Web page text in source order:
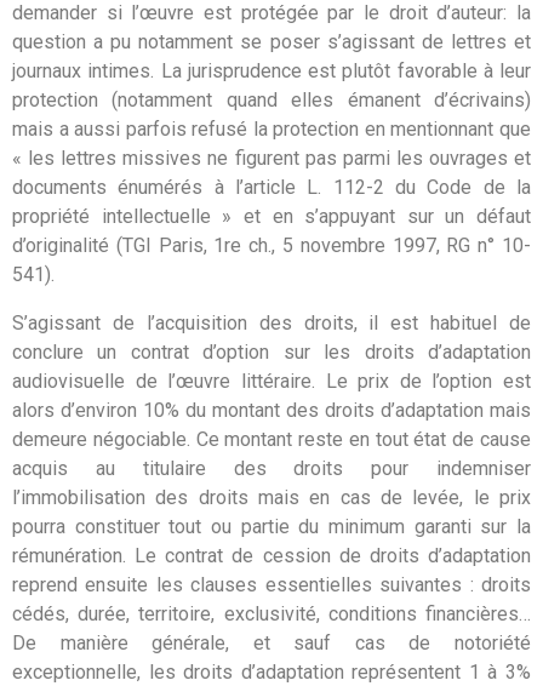
demander si l’œuvre est protégée par le droit d’auteur: la
question a pu notamment se poser s’agissant de lettres et
journaux intimes. La jurisprudence est plutôt favorable à leur
protection (notamment quand elles émanent d’écrivains)
mais a aussi parfois refusé la protection en mentionnant que
« les lettres missives ne figurent pas parmi les ouvrages et
documents énumérés à l’article L. 112-2 du Code de la
propriété intellectuelle » et en s’appuyant sur un défaut
d’originalité (TGI Paris, 1re ch., 5 novembre 1997, RG n° 10-
541).
S’agissant de l’acquisition des droits, il est habituel de
conclure un contrat d’option sur les droits d’adaptation
audiovisuelle de l’œuvre littéraire. Le prix de l’option est
alors d’environ 10% du montant des droits d’adaptation mais
demeure négociable. Ce montant reste en tout état de cause
acquis au titulaire des droits pour indemniser
l’immobilisation des droits mais en cas de levée, le prix
pourra constituer tout ou partie du minimum garanti sur la
rémunération. Le contrat de cession de droits d’adaptation
reprend ensuite les clauses essentielles suivantes : droits
cédés, durée, territoire, exclusivité, conditions financières…
De manière générale, et sauf cas de notoriété
exceptionnelle, les droits d’adaptation représentent 1 à 3%